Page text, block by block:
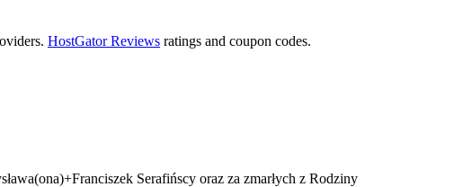
HostGator Reviews ratings and coupon codes.
Serafińscy oraz za zmarłych z Rodziny